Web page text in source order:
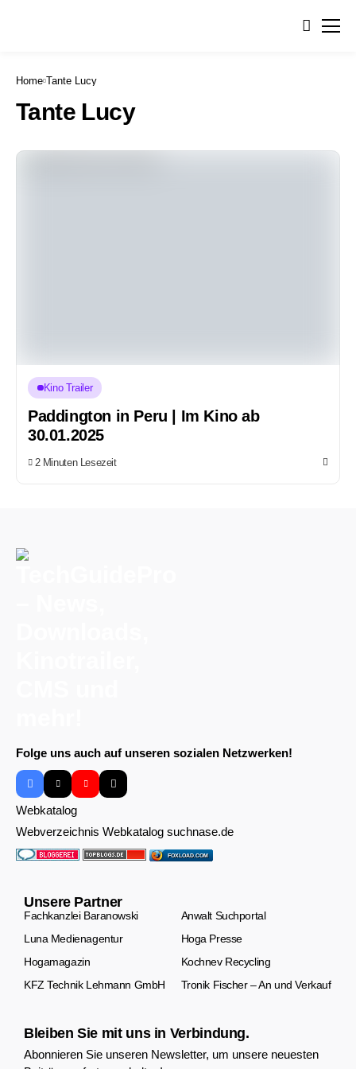
Home Tante Lucy
Tante Lucy
Kino Trailer
Paddington in Peru | Im Kino ab
30.01.2025
2 Minuten Lesezeit
Folge uns auch auf unseren sozialen Netzwerken!
Webkatalog
Webverzeichnis Webkatalog suchnase.de
FOXLOAD.COM
Unsere Partner
Fachkanzlei Baranowski
Anwalt Suchportal
Luna Medienagentur
Hoga Presse
Hogamagazin
Kochnev Recycling
KFZ Technik Lehmann GmbH
Tronik Fischer – An und Verkauf
Bleiben Sie mit uns in Verbindung.
Abonnieren Sie unseren Newsletter, um unsere neuesten